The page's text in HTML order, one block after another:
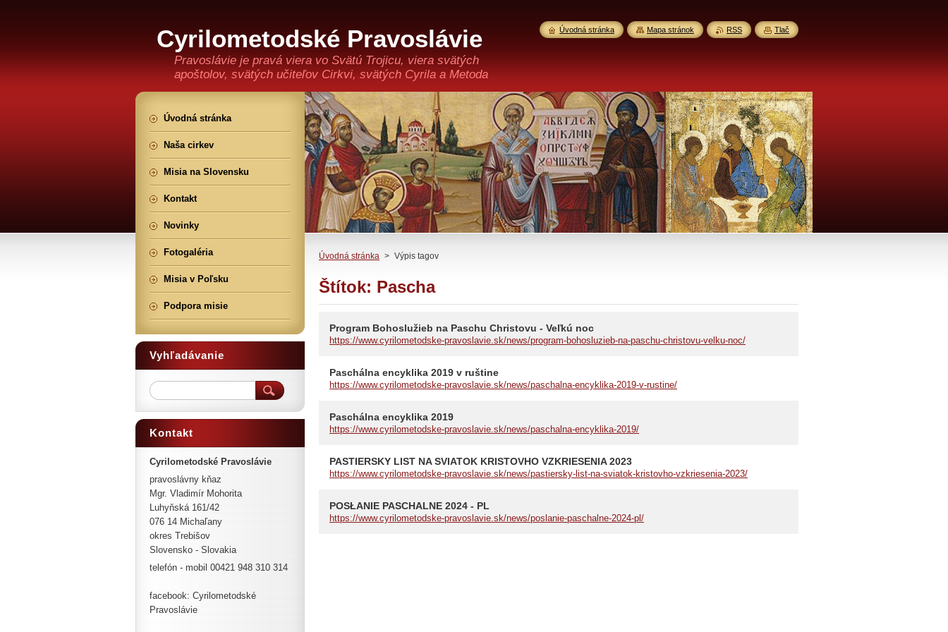
Cyrilometodské Pravoslávie
Pravoslávie je pravá viera vo Svätú Trojicu, viera svätých
apoštolov, svätých učiteľov Cirkvi, svätých Cyrila a Metoda
Úvodná stránka > Výpis tagov
Štítok: Pascha
Program Bohoslužieb na Paschu Christovu - Veľkú noc
https://www.cyrilometodske-pravoslavie.sk/news/program-bohosluzieb-na-paschu-christovu-velku-noc/
Paschálna encyklika 2019 v ruštine
https://www.cyrilometodske-pravoslavie.sk/news/paschalna-encyklika-2019-v-rustine/
Paschálna encyklika 2019
https://www.cyrilometodske-pravoslavie.sk/news/paschalna-encyklika-2019/
PASTIERSKY LIST NA SVIATOK KRISTOVHO VZKRIESENIA 2023
https://www.cyrilometodske-pravoslavie.sk/news/pastiersky-list-na-sviatok-kristovho-vzkriesenia-2023/
POSŁANIE PASCHALNE 2024 - PL
https://www.cyrilometodske-pravoslavie.sk/news/poslanie-paschalne-2024-pl/
Úvodná stránka
Naša cirkev
Misia na Slovensku
Kontakt
Novinky
Fotogaléria
Misia v Poľsku
Podpora misie
Vyhľadávanie
Kontakt
Cyrilometodské Pravoslávie
pravoslávny kňaz
Mgr. Vladimír Mohorita
Luhyňská 161/42
076 14 Michaľany
okres Trebišov
Slovensko - Slovakia
telefón - mobil 00421 948 310 314
facebook: Cyrilometodské
Pravoslávie
Úvodná stránka Mapa stránok RSS Tlač